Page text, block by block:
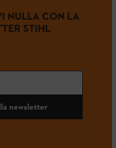
NULLA CON LA
STIHL
newsletter